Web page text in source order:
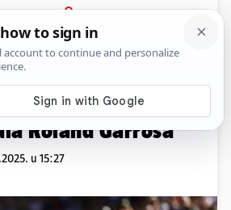
PRIJAVA
Sport Komentari
Srpkinju za
Roland Garrosa
u 15:27